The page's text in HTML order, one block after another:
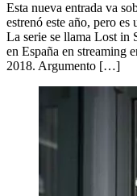
Esta nueva entrada va
estrenó este año, pero es
La serie se llama Lost in
en España en streaming
2018. Argumento […]